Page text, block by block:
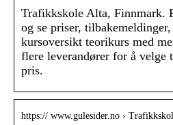
Trafikkskole Alta, Finnmark.
og se priser,
kursoversikt teorikurs med
flere leverandører for å velge
pris.
https:// www.gulesider.no ›